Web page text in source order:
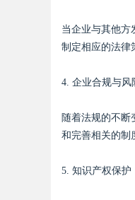
当企业与其他方
制定相应的法律
4. 企业合规与风
随着法规的不
和完善相关的制
5. 知识产权保护